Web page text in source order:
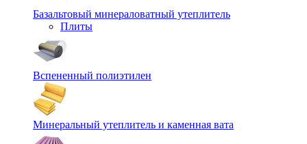
Базальтовый минераловатный утеплитель
Плиты
Вспененный полиэтилен
Минеральный утеплитель и каменная вата